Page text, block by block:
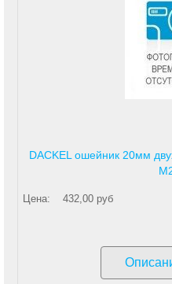
DACKEL ошейник 20мм
Цена: 432,00 руб